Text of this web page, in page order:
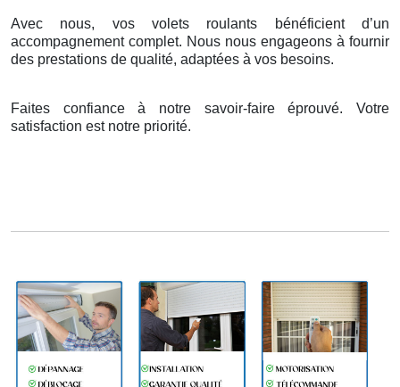
Avec nous, vos volets roulants bénéficient d’un
accompagnement complet. Nous nous engageons à fournir
des prestations de qualité, adaptées à vos besoins.
Faites confiance à notre savoir-faire éprouvé. Votre
satisfaction est notre priorité.